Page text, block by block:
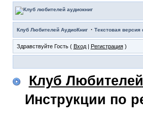
Клуб Любителей АудиоКниг· Текстовая версия
Здравствуйте Гость ( Вход| Регистрация)
Клуб
Инструкции по